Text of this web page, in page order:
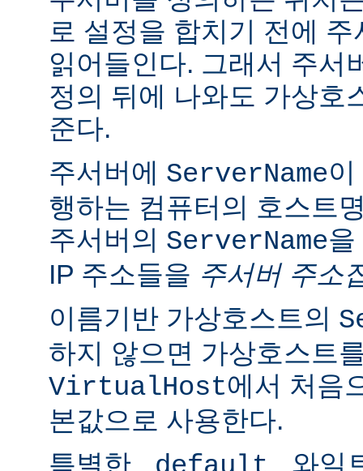
로 설정을 합치기 전에
읽어들인다. 그래서 주서
정의 뒤에 나와도 가상호
준다.
주서버에 ServerName
행하는 컴퓨터의 호스트
주서버의 ServerName
IP 주소들을 주서버 주소
이름기반 가상호스트의
하지 않으면 가상호스트
VirtualHost에서 처음
본값으로 사용한다.
특별한
와일